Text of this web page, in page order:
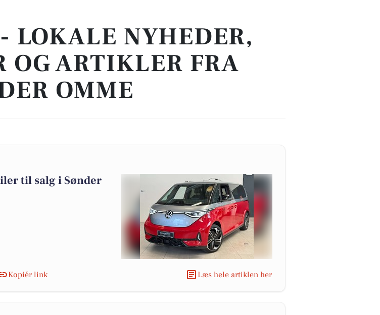
LOKALE NYHEDER,
OG ARTIKLER FRA
OMME
til salg i Sønder
Kopiér link Læs hele artiklen her